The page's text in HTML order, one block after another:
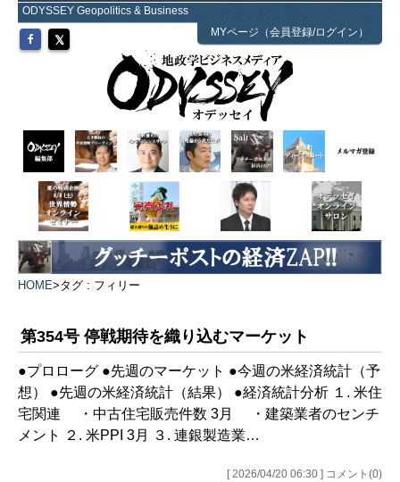
ODYSSEY Geopolitics & Business
MYページ（会員登録/ログイン）
HOME>タグ : フィリー
第354号 停戦期待を織り込むマーケット
●プロローグ ●先週のマーケット ●今週の米経済統計（予
想） ●先週の米経済統計（結果） ●経済統計分析 １. 米住
宅関連 ・中古住宅販売件数 3月 ・建築業者のセンチ
メント ２. 米PPI 3月 ３. 連銀製造業…
[ 2026/04/20 06:30 ] コメント(0)